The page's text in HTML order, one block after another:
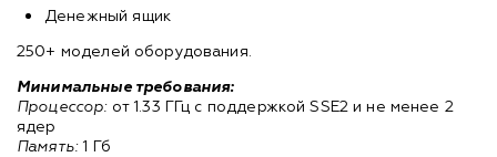
Денежный ящик
250+ моделей оборудования.
Минимальные требования:
Процессор:от 1.33 ГГц с поддержкой SSE2 и не менее 2
ядер
Память:1 Гб